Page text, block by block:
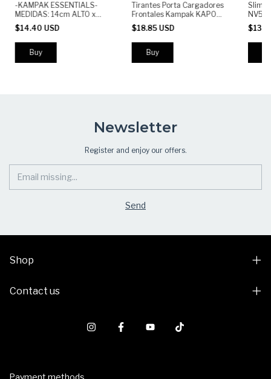
-KAMPAK ESSENTIALS-
MEDIDAS: 14cm ALTO x
24cm largo x 9cm
PROFUNDIDAD o3
compartimientos
independientes o respaldo
$14.40 USD
Tirantes Porta Cargadores
Frontales Kampak KAP003
Chest Bag Porta
Accesorios
$18.85 USD
Slim
Newsletter
Register and enjoy our offers.
Shop
Contact us